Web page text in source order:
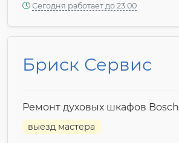
Сегодня работает до 23:00
Бриск Сервис
Ремонт духовых шкафов Bosch
выезд мастера